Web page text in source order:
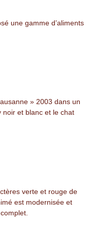
une gamme d’aliments
» 2003 dans un
noir et blanc et le chat
verte et rouge de
est modernisée et